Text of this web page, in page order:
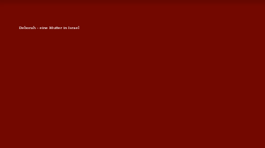
Deborah - eine Mutter in Israel